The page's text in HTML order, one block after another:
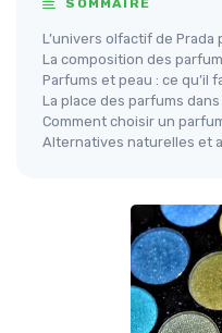
SOMMAIRE
L’univers olfactif de Prada
La composition des
Parfums et peau : ce qu’il
La place des parfums
Comment choisir un
Alternatives naturelles et